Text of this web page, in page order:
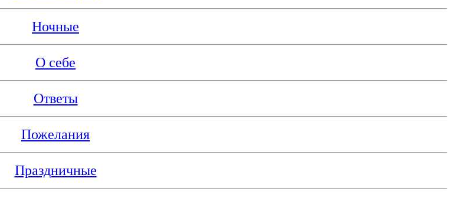
Ночные
О себе
Ответы
Пожелания
Праздничные